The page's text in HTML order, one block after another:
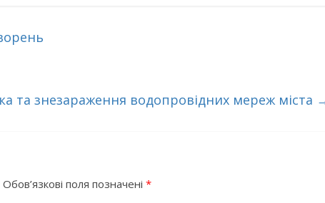
та знезараження водопровідних мереж міста
Обов’язкові поля позначені *